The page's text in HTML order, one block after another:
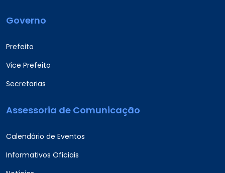
Governo
Prefeito
Vice Prefeito
Secretarias
Assessoria de Comunicação
Calendário de Eventos
Informativos Oficiais